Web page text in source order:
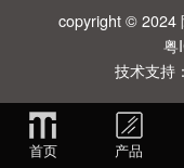
copyright © 2024
粤
技术支持
首页 产品